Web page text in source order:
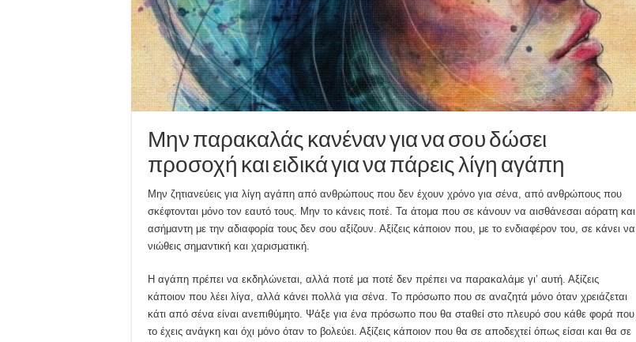
Μην παρακαλάς κανέναν για να σου δώσει
προσοχή και ειδικά για να πάρεις λίγη αγάπη
Μην ζητιανεύεις για λίγη αγάπη από ανθρώπους που δεν έχουν χρόνο για σένα, από ανθρώπους που
σκέφτονται μόνο τον εαυτό τους. Μην το κάνεις ποτέ. Τα άτομα που σε κάνουν να αισθάνεσαι αόρατη και
ασήμαντη με την αδιαφορία τους δεν σου αξίζουν. Αξίζεις κάποιον που, με το ενδιαφέρον του, σε κάνει να
νιώθεις σημαντική και χαρισματική.
Η αγάπη πρέπει να εκδηλώνεται, αλλά ποτέ μα ποτέ δεν πρέπει να παρακαλάμε γι’ αυτή. Αξίζεις
κάποιον που λέει λίγα, αλλά κάνει πολλά για σένα. Το πρόσωπο που σε αναζητά μόνο όταν χρειάζεται
κάτι από σένα είναι ανεπιθύμητο. Ψάξε για ένα πρόσωπο που θα σταθεί στο πλευρό σου κάθε φορά που
το έχεις ανάγκη και όχι μόνο όταν το βολεύει. Αξίζεις κάποιον που θα σε αποδεχτεί όπως είσαι και θα σε